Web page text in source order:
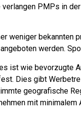
PMPs in
weniger bekannten
werden.
ist wie bevorzugte
Dies gibt
geografische
mit